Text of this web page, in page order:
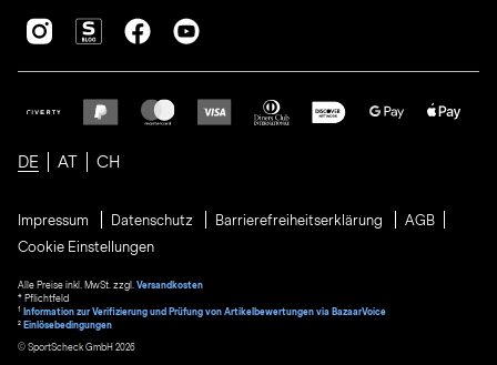
DE AT CH
Impressum Datenschutz Barrierefreiheitserklärung
AGB
Cookie Einstellungen
Alle Preise inkl. MwSt. zzgl. Versandkosten
* Pflichtfeld
1
Information zur Verifizierung und Prüfung von Artikelbewertungen via BazaarVoice
² Einlösebedingungen
© SportScheck GmbH 2026